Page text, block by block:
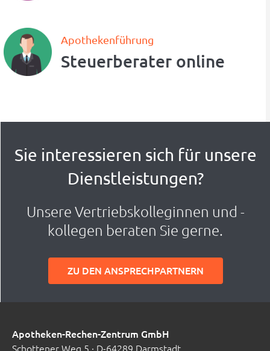
Apothekenführung
Steuerberater online
Sie interessieren sich für unsere
Dienstleistungen?
Unsere Vertriebskolleginnen und -
kollegen beraten Sie gerne.
ZU DEN ANSPRECHPARTNERN
Apotheken-Rechen-Zentrum GmbH
Schottener Weg 5 · D-64289 Darmstadt